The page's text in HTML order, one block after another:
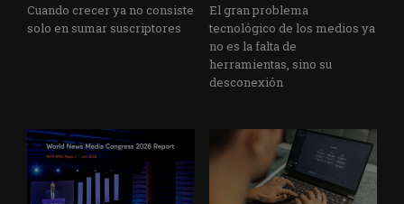
Cuando crecer ya no consiste
solo en sumar suscriptores
El gran problema
tecnológico de los medios ya
no es la falta de
herramientas, sino su
desconexión